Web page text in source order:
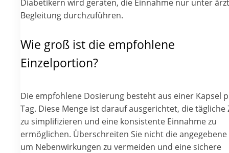
Diabetikern wird geraten, die Einnahme nur unter
Begleitung durchzuführen.
Wie groß ist die empfohlene
Einzelportion?
Die empfohlene Dosierung besteht aus einer Kapsel
Tag. Diese Menge ist darauf ausgerichtet, die tägliche
zu simplifizieren und eine konsistente Einnahme zu
ermöglichen. Überschreiten Sie nicht die angegebene
um Nebenwirkungen zu vermeiden und eine sichere